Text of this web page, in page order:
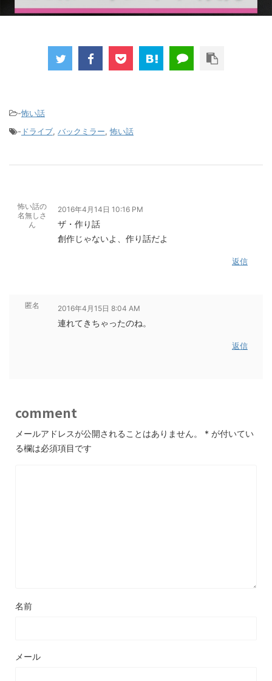
-怖い話
- ドライブ, バックミラー,怖い話
怖い話の
名無しさ
ん
2016年4月14日 10:16 PM
ザ・作り話
創作じゃないよ、作り話だよ
返信
匿名 2016年4月15日 8:04 AM
連れてきちゃったのね。
返信
comment
メールアドレスが公開されることはありません。 * が付いてい
る欄は必須項目です
名前
メール